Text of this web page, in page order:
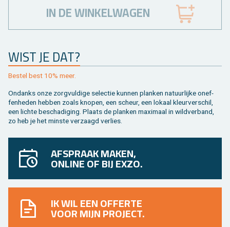
WIST JE DAT?
Be­stel best 10% meer.
On­danks onze zorg­vul­di­ge se­lec­tie kun­nen plan­ken na­tuur­lij­ke on­ef­
fen­he­den heb­ben zoals kno­pen, een scheur, een lo­kaal kleur­ver­schil,
een lich­te be­scha­di­ging. Plaats de plan­ken maxi­maal in wild­ver­band,
zo heb je het min­ste ver­zaagd ver­lies.
IN DE WINKELWAGEN
AFSPRAAK MAKEN,
ONLINE OF BIJ EXZO.
IK WIL EEN OFFERTE
VOOR MIJN PROJECT.